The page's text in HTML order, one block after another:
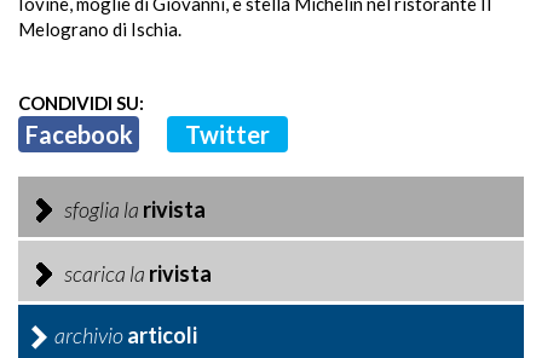
Melograno di Ischia.
CONDIVIDI SU:
Facebook Twitter
sfoglia la rivista
scarica la rivista
archivioarticoli